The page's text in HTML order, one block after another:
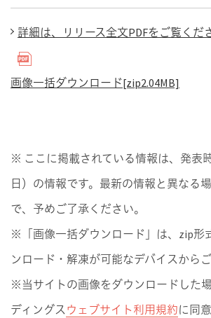
詳細は、リリース全文PDFをご覧くだ
画像一括ダウンロード[zip2.04MB]
※ ここに掲載されている情報は、発表
日）の情報です。最新の情報と異なる
で、予めご了承ください。
※「画像一括ダウンロード」は、zip形
ンロード・解凍が可能なデバイスから
※当サイトの画像をダウンロードした
ディングスウェブサイト利用規約に同